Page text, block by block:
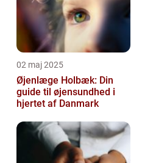
02 maj 2025
Øjenlæge Holbæk: Din
guide til øjensundhed i
hjertet af Danmark